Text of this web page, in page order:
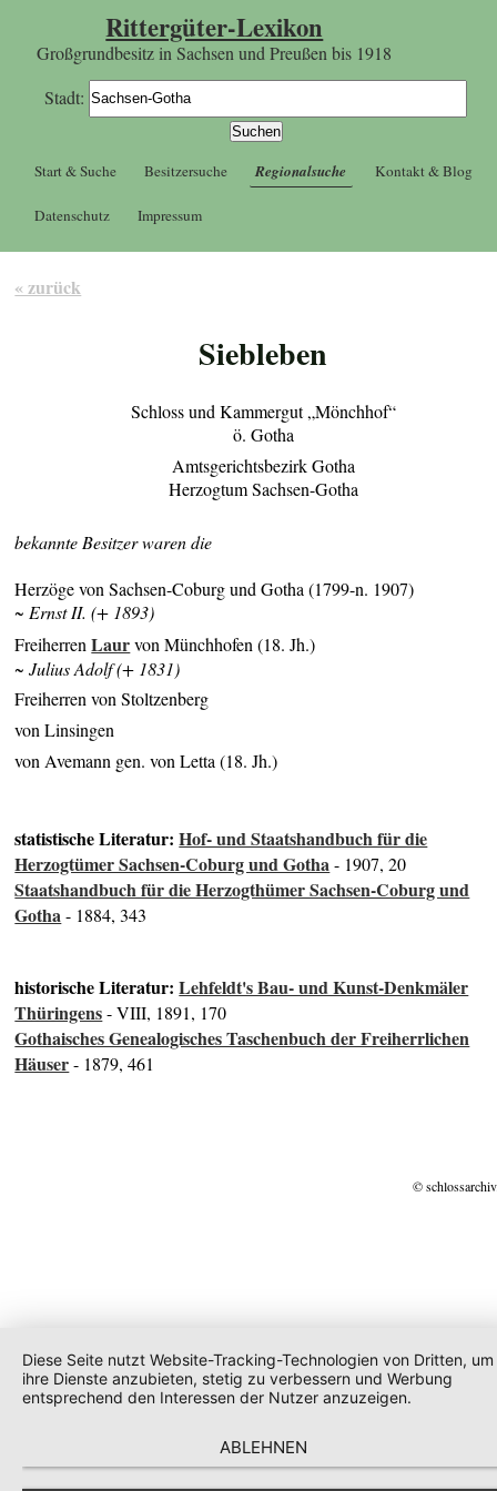
Rittergüter-Lexikon
Großgrundbesitz in Sachsen und Preußen bis 1918
Stadt:
Start & Suche Besitzersuche Regionalsuche Kontakt & Blog
Datenschutz Impressum
« zurück
Siebleben
Schloss und Kammergut „Mönchhof“
ö. Gotha
Amtsgerichtsbezirk Gotha
Herzogtum Sachsen-Gotha
bekannte Besitzer waren die
Herzöge von Sachsen-Coburg und Gotha (1799-n. 1907)
~ Ernst II. (+ 1893)
FreiherrenLaurvon Münchhofen (18. Jh.)
~ Julius Adolf (+ 1831)
Freiherren von Stoltzenberg
von Linsingen
von Avemann gen. von Letta (18. Jh.)
statistische Literatur:Hof- und Staatshandbuch für die
Herzogtümer Sachsen-Coburg und Gotha- 1907, 20
Staatshandbuch für die Herzogthümer Sachsen-Coburg und
Gotha- 1884, 343
historische Literatur:Lehfeldt's Bau- und Kunst-Denkmäler
Thüringens- VIII, 1891, 170
Gothaisches Genealogisches Taschenbuch der Freiherrlichen
Häuser- 1879, 461
©
Diese Seite nutzt Website-Tracking-Technologien von Dritten, um
ihre Dienste anzubieten, stetig zu verbessern und Werbung
entsprechend den Interessen der Nutzer anzuzeigen.
ABLEHNEN